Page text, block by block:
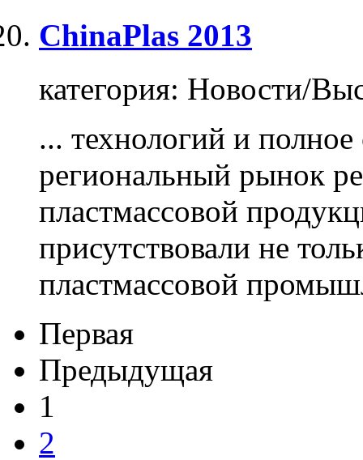
ChinaPlas 2013
категория: Новости/
... технологий и
региональный рынок
пластмассовой
присутствовали не
пластмассовой
Первая
Предыдущая
1
2